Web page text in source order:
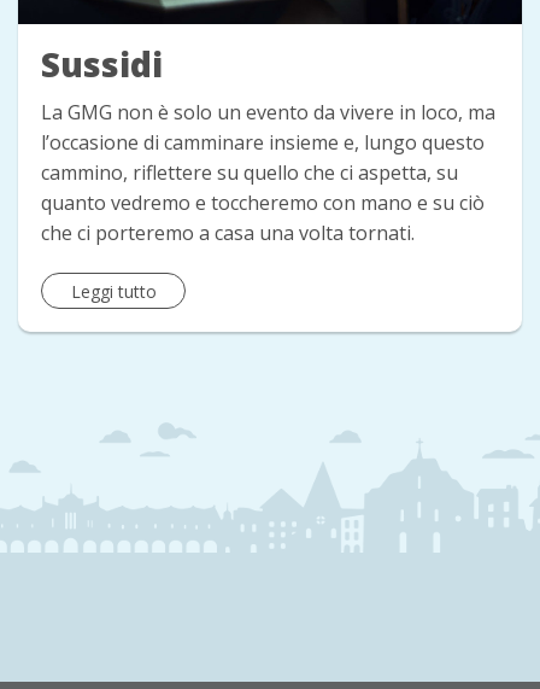
Sussidi
La GMG non è solo un evento da vivere in loco, ma
l’occasione di camminare insieme e, lungo questo
cammino, riflettere su quello che ci aspetta, su
quanto vedremo e toccheremo con mano e su ciò
che ci porteremo a casa una volta tornati.
Leggi tutto